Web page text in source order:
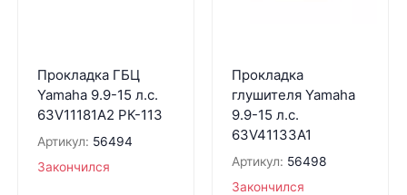
Прокладка ГБЦ
Yamaha 9.9-15 л.с.
63V11181A2 РК-113
Артикул: 56494
Закончился
Прокладка
глушителя Yamaha
9.9-15 л.с.
63V41133A1
Артикул: 56498
Закончился